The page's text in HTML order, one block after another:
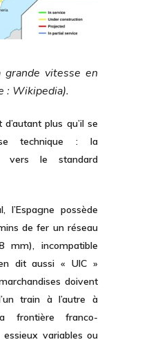
vitesse en
: Wikipedia).
plus qu’il se
technique : la
vers le standard
possède
de fer un réseau
mm), incompatible
dit aussi « UIC »
doivent
train à l’autre à
frontière franco-
variables ou